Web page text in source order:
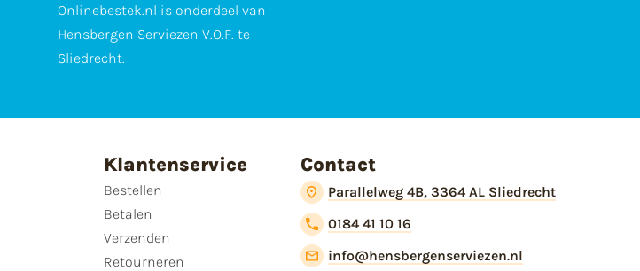
Onlinebestek.nl is onderdeel van
Hensbergen Serviezen V.O.F. te
Sliedrecht.
Klantenservice
Bestellen
Betalen
Verzenden
Retourneren
Contact
Parallelweg 4B, 3364 AL Sliedrecht
0184 41 10 16
info@hensbergenserviezen.nl